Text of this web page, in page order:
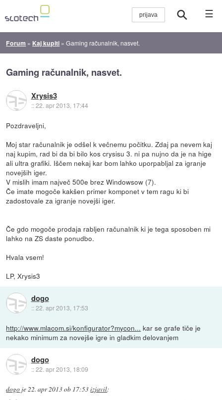
☰
Forum » Kaj kupiti »Gaming računalnik, nasvet.
Gaming računalnik, nasvet.
Xrysis3
::22. apr 2013, 17:44
Pozdraveljni,
Moj star računalnik je odšel k večnemu počitku. Zdaj pa nevem kaj
naj kupim, rad bi da bi bilo kos crysisu 3. ni pa nujno da je na hige
ali ultra grafiki. Iščem nekaj kar bom lahko uporpabljal za igranje
novejših iger.
V mislih imam največ 500e brez Windowsow (7).
Če imate mogoče kakšen primer komponet v tem ragu ki bi
zadostovale za igranje novejši iger.
Če gdo mogoče prodaja rabljen računalnik ki je tega sposoben mi
lahko na ZS daste ponudbo.
Hvala vsem!
LP, Xrysis3
dogo
::22. apr 2013, 17:53
http://www.mlacom.si/konfigurator?mycon... kar se grafe tiče je
nekako minimum za novejše igre in gladkim delovanjem
dogo
::22. apr 2013, 18:09
dogo je22. apr 2013 ob 17:53izjavil: